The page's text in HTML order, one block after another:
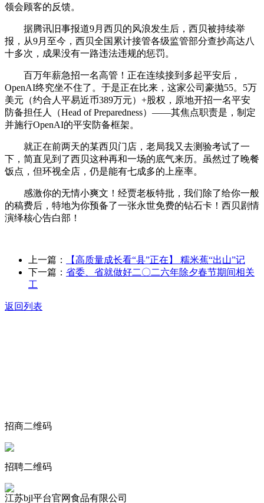
领会顾客的反馈。
据腾讯旧事报道9月西贝的风浪发生后，西贝被持续举
报，从9月至今，西贝全国累计接管各级监管部分查抄高达八
十多次，成果没有一路违法违规的惩罚。
百万年薪急招一名高管！正在连续接到多起平安后，
OpenAI终究坐不住了。于是正在比来，这家公司豪抛55。5万
美元（约合人平易近币389万元）+股权，原地开招一名平安
防备担任人（Head of Preparedness）——其焦点职责是，制定
并施行OpenAI的平安防备框架。
就正在前两天的某西贝门店，老局我又去测验考试了一
下，简直见到了西贝这种再和一场的底气来历。虽然过了晚餐
饭点，但环视全店，仍是能有七成多的上座率。
感激你的无情小爽文！经贾老板特批，我们除了给你一般
的稿费后，特地为你预备了一张永世免费的钻石卡！西贝剧情
演绎核心告白部！
上一篇：
【高质量成长看“县”正在】 糯米蕉“出山”记
下一篇： 省委、省就做好二〇二六年除夕春节期间相关
工
返回列表
招商二维码
招聘二维码
江苏bjl平台官网食品有限公司